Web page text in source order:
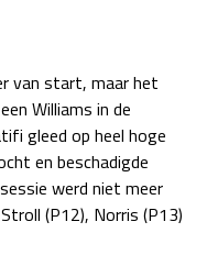
van start, maar het
Williams in de
gleed op heel hoge
en beschadigde
werd niet meer
(P12), Norris (P13)